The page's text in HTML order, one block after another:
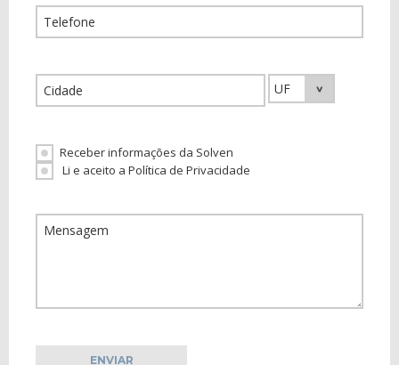
Receber informações da Solven
Li e aceito a Política de Privacidade